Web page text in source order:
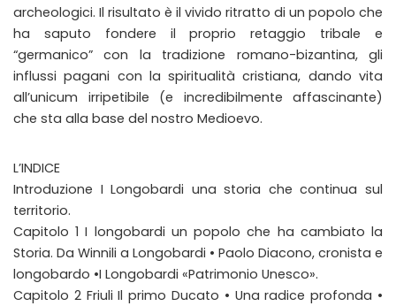
archeologici. Il risultato è il vivido ritratto di un popolo che
ha saputo fondere il proprio retaggio tribale e
“germanico” con la tradizione romano-bizantina, gli
influssi pagani con la spiritualità cristiana, dando vita
all’unicum irripetibile (e incredibilmente affascinante)
che sta alla base del nostro Medioevo.
L’INDICE
Introduzione I Longobardi una storia che continua sul
territorio.
Capitolo 1 I longobardi un popolo che ha cambiato la
Storia. Da Winnili a Longobardi • Paolo Diacono, cronista e
longobardo •I Longobardi «Patrimonio Unesco».
Capitolo 2 Friuli Il primo Ducato • Una radice profonda •